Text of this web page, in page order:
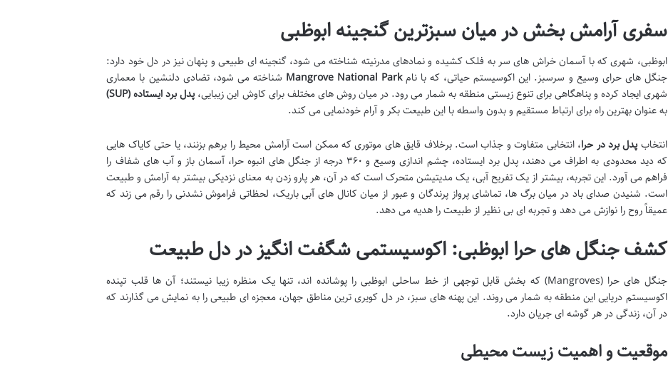
سفری آرامش بخش در میان سبزترین گنجینه ابوظبی
ابوظبی، شهری که با آسمان خراش های سر به فلک کشیده و نمادهای مدرنیته شناخته می شود، گنجینه ای طبیعی و پنهان نیز در دل خود دارد:
جنگل های حرای وسیع و سرسبز. این اکوسیستم حیاتی، که با نامMangrove National Park شناخته می شود، تضادی دلنشین با معماری
شهری ایجاد کرده و پناهگاهی برای تنوع زیستی منطقه به شمار می رود. در میان روش های مختلف برای کاوش این زیبایی، پدل برد ایستاده (SUP)
به عنوان بهترین راه برای ارتباط مستقیم و بدون واسطه با این طبیعت بکر و آرام خودنمایی می کند.
انتخاب پدل برد در حرا، انتخابی متفاوت و جذاب است. برخلاف قایق های موتوری که ممکن است آرامش محیط را برهم بزنند، یا حتی کایاک هایی
که دید محدودی به اطراف می دهند، پدل برد ایستاده، چشم اندازی وسیع و ۳۶۰ درجه از جنگل های انبوه حرا، آسمان باز و آب های شفاف را
فراهم می آورد. این تجربه، بیشتر از یک تفریح آبی، یک مدیتیشن متحرک است که در آن، هر پارو زدن به معنای نزدیکی بیشتر به آرامش و طبیعت
است. شنیدن صدای باد در میان برگ ها، تماشای پرواز پرندگان و عبور از میان کانال های آبی باریک، لحظاتی فراموش نشدنی را رقم می زند که
عمیقاً روح را نوازش می دهد و تجربه ای بی نظیر از طبیعت را هدیه می دهد.
کشف جنگل های حرا ابوظبی: اکوسیستمی شگفت انگیز در دل طبیعت
جنگل های حرا (Mangroves) که بخش قابل توجهی از خط ساحلی ابوظبی را پوشانده اند، تنها یک منظره زیبا نیستند؛ آن ها قلب تپنده
اکوسیستم دریایی این منطقه به شمار می روند. این پهنه های سبز، در دل کویری ترین مناطق جهان، معجزه ای طبیعی را به نمایش می گذارند که
در آن، زندگی در هر گوشه ای جریان دارد.
موقعیت و اهمیت زیست محیطی